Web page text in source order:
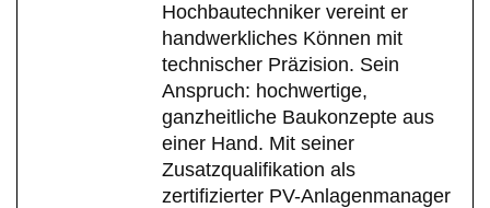
Hochbautechniker vereint er
handwerkliches Können mit
technischer Präzision. Sein
Anspruch: hochwertige,
ganzheitliche Baukonzepte aus
einer Hand. Mit seiner
Zusatzqualifikation als
zertifizierter PV-Anlagenmanager